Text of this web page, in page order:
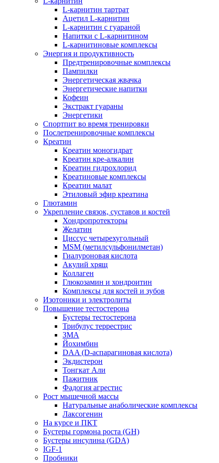
L-карнитин тартрат
Ацетил L-карнитин
L-карнитин с гуараной
Напитки c L-карнитином
L-карнитиновые комплексы
Энергия и продуктивность
Предтренировочные комплексы
Пампилки
Энергетическая жвачка
Энергетические напитки
Кофеин
Экстракт гуараны
Энергетики
Спортпит во время тренировки
Послетренировочные комплексы
Креатин
Креатин моногидрат
Креатин кре-алкалин
Креатин гидрохлорид
Креатиновые комплексы
Креатин малат
Этиловый эфир креатина
Глютамин
Укрепление связок, суставов и костей
Хондропротекторы
Желатин
Циссус четырехугольный
MSM (метилсульфонилметан)
Гиалуроновая кислота
Акулий хрящ
Коллаген
Глюкозамин и хондроитин
Комплексы для костей и зубов
Изотоники и электролиты
Повышение тестостерона
Бустеры тестостерона
Трибулус террестрис
ЗМА
Йохимбин
DAA (D-аспарагиновая кислота)
Экдистерон
Тонгкат Али
Пажитник
Фадогия агрестис
Рост мышечной массы
Натуральные анаболические комплексы
Лаксогенин
На курсе и ПКТ
Бустеры гормона роста (GH)
Бустеры инсулина (GDA)
IGF-1
Пробники